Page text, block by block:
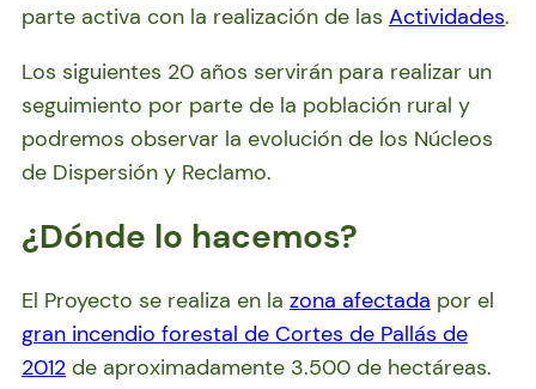
parte activa con la realización de las Actividades.
Los siguientes 20 años servirán para realizar un
seguimiento por parte de la población rural y
podremos observar la evolución de los Núcleos
de Dispersión y Reclamo.
¿Dónde lo hacemos?
El Proyecto se realiza en la zona afectada por el
gran incendio forestal de Cortes de Pallás de
2012de aproximadamente 3.500 de hectáreas.